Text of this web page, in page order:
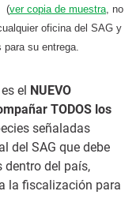
(ver copia de muestra, no
oficina del SAG y
para su entrega.
el NUEVO
TODOS los
señaladas
del SAG que debe
dentro del país,
la fiscalización para